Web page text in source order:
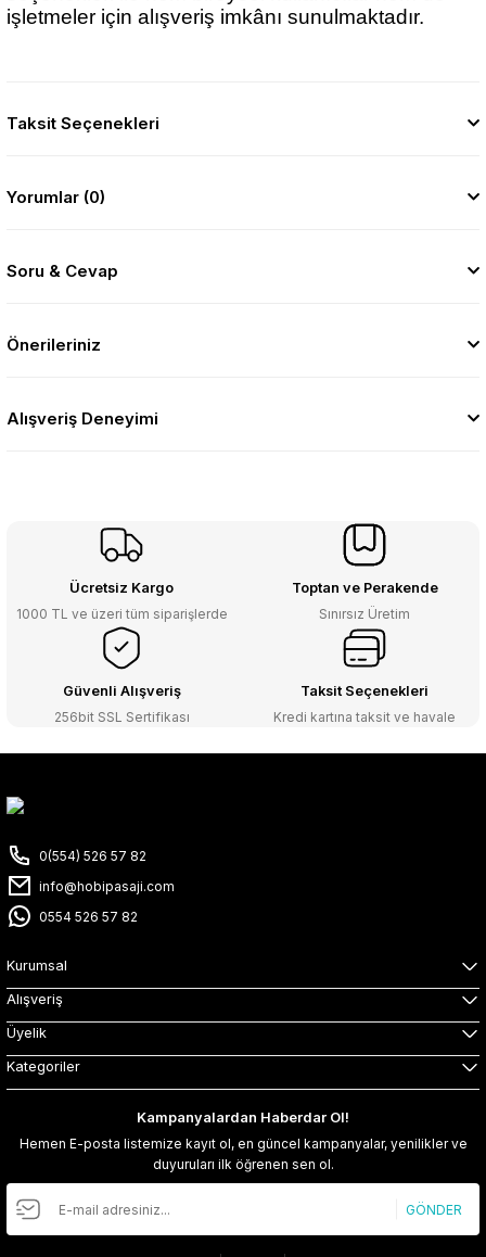
işletmeler için alışveriş imkânı sunulmaktadır.
Taksit Seçenekleri
Yorumlar (0)
Soru & Cevap
Önerileriniz
Alışveriş Deneyimi
Ücretsiz Kargo
1000 TL ve üzeri tüm siparişlerde
Toptan ve Perakende
Sınırsız Üretim
Güvenli Alışveriş
256bit SSL Sertifikası
Taksit Seçenekleri
Kredi kartına taksit ve havale
0(554) 526 57 82
info@hobipasaji.com
0554 526 57 82
Kurumsal
Alışveriş
Üyelik
Kategoriler
Kampanyalardan Haberdar Ol!
Hemen E-posta listemize kayıt ol, en güncel kampanyalar, yenilikler ve
duyuruları ilk öğrenen sen ol.
GÖNDER